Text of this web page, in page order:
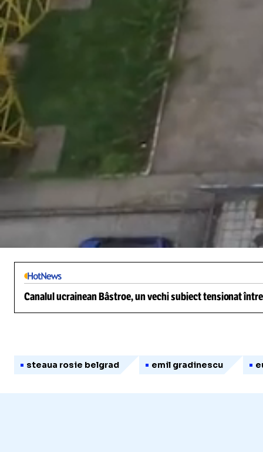
/
Canalul ucrainean Bâstroe, un vechi subiect tensionat
steaua rosie belgrad emil gradinescu